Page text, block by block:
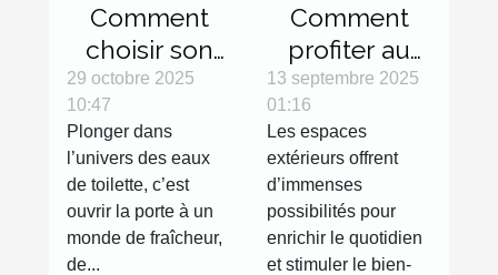
Comment
choisir son
eau de
toilette pour
une fraîcheur
durable ?
29 octobre 2025
10:47
Plonger dans
l’univers des eaux
de toilette, c’est
ouvrir la porte à un
monde de fraîcheur,
de...
Comment
profiter au
maximum
des espaces
extérieurs
avec des
activités
variées ?
13 septembre 2025
01:16
Les espaces
extérieurs offrent
d’immenses
possibilités pour
enrichir le quotidien
et stimuler le bien-